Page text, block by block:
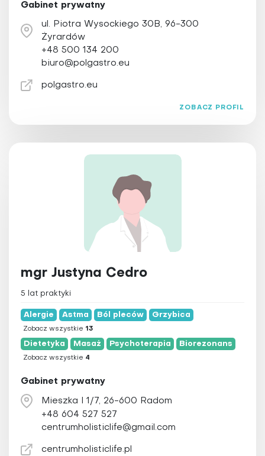
Gabinet prywatny
ul. Piotra Wysockiego 30B, 96-300
Żyrardów
+48 500 134 200
biuro@polgastro.eu
polgastro.eu
ZOBACZ PROFIL
mgr Justyna Cedro
5 lat praktyki
Alergie Astma Ból pleców Grzybica
Zobacz wszystkie 13
Dietetyka Masaż Psychoterapia Biorezonans
Zobacz wszystkie 4
Gabinet prywatny
Mieszka I 1/7, 26-600 Radom
+48 604 527 527
centrumholisticlife@gmail.com
centrumholisticlife.pl